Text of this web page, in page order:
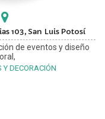
103, San Luis Potosí
de eventos y diseño
Y DECORACIÓN